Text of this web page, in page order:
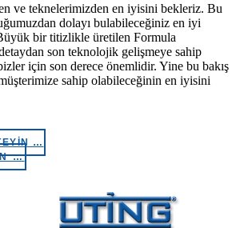
ve teknelerimizden en iyisini bekleriz. Bu
dolayı bulabileceğiniz en iyi
bir titizlikle üretilen Formula
son teknolojik gelişmeye sahip
için son derece önemlidir. Yine bu bakış
sahip olabileceğinin en iyisini
…
…